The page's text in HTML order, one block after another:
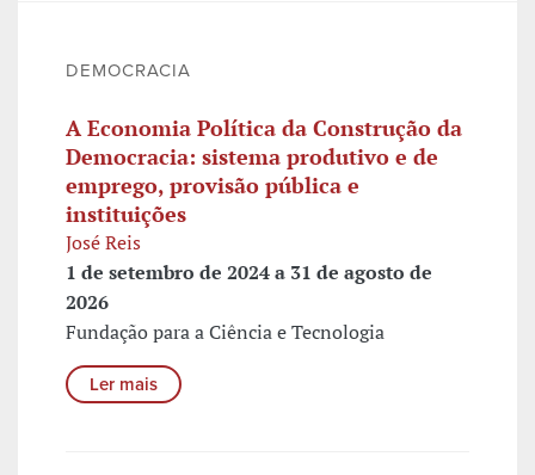
DEMOCRACIA
A Economia Política da Construção da
Democracia: sistema produtivo e de
emprego, provisão pública e
instituições
José Reis
1 de setembro de 2024 a 31 de agosto de
2026
Fundação para a Ciência e Tecnologia
Ler mais